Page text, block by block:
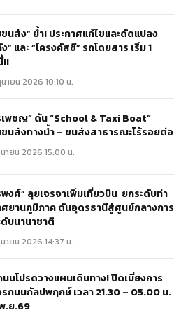
นส่ง” ย้ำ! ประกาศแก้ไขและดัดแปลง
” และ “โครงคัสซี” รถโดยสาร เริ่ม 1
!!
ายน 2026 10:10 น.
พชญ” ดัน “School & Taxi Boat”
ขนส่งทางน้ำ – ขนส่งสาธารณะไร้รอยต่อ
ายน 2026 15:00 น.
งศ์” ลุยเจรจาเพิ่มเที่ยวบิน ยกระดับท่า
ศยานภูมิภาค ดันอุดรธานีสู่ศูนย์กลางการ
บนานาชาติ
ายน 2026 14:37 น.
นโปรดวางแผนเดินทาง! ปิดเบี่ยงการ
รถนนกัลปพฤกษ์ เวลา 21.30 – 05.00 น.
.ย.69